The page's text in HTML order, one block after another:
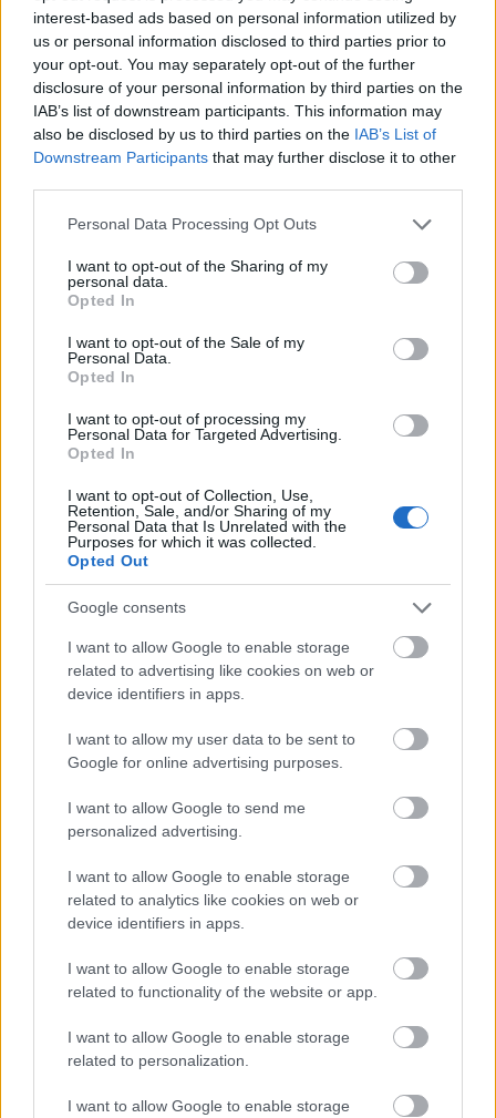
interest-based ads based on personal information utilized by
us or personal information disclosed to third parties prior to
your opt-out. You may separately opt-out of the further
disclosure of your personal information by third parties on the
IAB’s list of downstream participants. This information may
also be disclosed by us to third parties on the IAB’s List of
Downstream Participants that may further disclose it to other
Please note that this website/app uses one or more Google
not limited to your visit or usage behaviour. You may click to
grant or deny consent to Google and its third-party tags to
use your data for below specified purposes in below Google
consent section.
Personal Data Processing Opt Outs
I want to opt-out of the Sharing of my
personal data.
Opted In
I want to opt-out of the Sale of my
Personal Data.
Opted In
I want to opt-out of processing my
Personal Data for Targeted Advertising.
Opted In
I want to opt-out of Collection, Use,
Retention, Sale, and/or Sharing of my
Personal Data that Is Unrelated with the
Purposes for which it was collected.
Opted Out
Google consents
I want to allow Google to enable storage
related to advertising like cookies on web or
device identifiers in apps.
I want to allow my user data to be sent to
Google for online advertising purposes.
I want to allow Google to send me
personalized advertising.
I want to allow Google to enable storage
related to analytics like cookies on web or
device identifiers in apps.
I want to allow Google to enable storage
related to functionality of the website or app.
I want to allow Google to enable storage
related to personalization.
I want to allow Google to enable storage
ηχητικού περιεχομένου και βίντεο ενώ στα πιο
πρόσφατα βήματά του συγκαταλέγεται η
συμμετοχή του ως μέλος στην Συμβουλευτική
Επιτροπή του Ταμείου Φαιστός. Εἰναι κἀτοχος
Ph.D. απὀ το τμήμα Ηλεκτρολὀγων Μηχανικών
του Tufts University, Master’s Degree Μηχανικού
Πληροφορικής από το University of Michigan και
πτυχίο ηλεκτρολόγου μηχανικού από το
Πανεπιστήμιο Πατρών και μέχρι σήμερα
έχει
αναπτύξει πἀνω απὀ 75 ευρεσιτεχνίες για το
DSL, το WiFi και την επεξεργασία ήχου
2020 τιμήθηκε με το Βραβείο Καινοτομἰας από το
Argo Hellenic Network.
Χάρη στην αφοσίωση των χρηστών της
Αccusonus όλα αυτά τα χρόνια, η εταιρεία
αναπτύχθηκε πέρα κι από τις προσδοκίες των
ιδρυτών. Ως μια από τις πρώτες εταιρείες που
κυκλοφόρησαν ποτέ εμπορικά προϊόντα
επεξεργασίας ήχου με τεχνολογία Machine
Learning, την πατενταρισμένη τεχνολογία της
εκατοντάδες χιλιάδες απλοί χρήστες και
βραβευμένοι με Grammy παραγωγοί έως και η